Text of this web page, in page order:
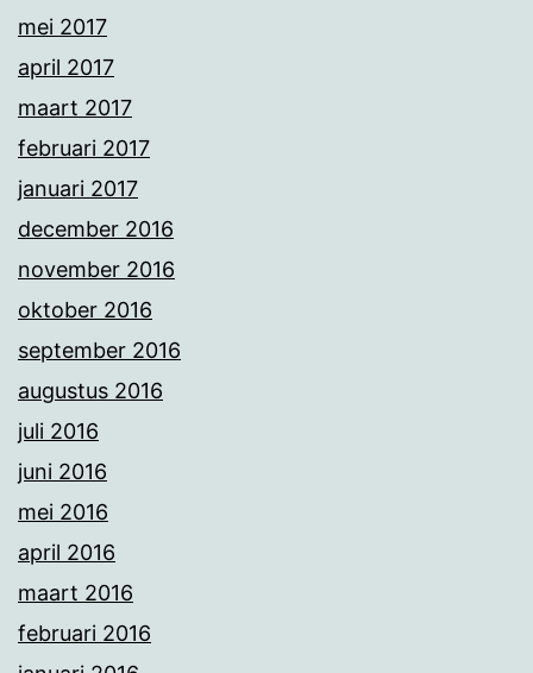
mei 2017
april 2017
maart 2017
februari 2017
januari 2017
december 2016
november 2016
oktober 2016
september 2016
augustus 2016
juli 2016
juni 2016
mei 2016
april 2016
maart 2016
februari 2016